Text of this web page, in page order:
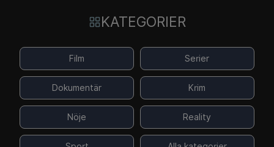
KATEGORIER
Film Serier
Dokumentär Krim
Nöje Reality